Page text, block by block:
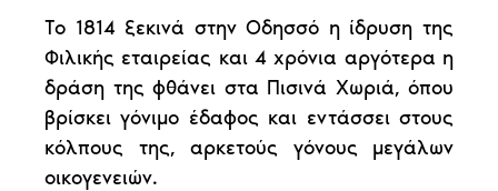
Το 1814 ξεκινά στην Οδησσό η ίδρυση της
Φιλικής εταιρείας και 4 χρόνια αργότερα η
δράση της φθάνει στα Πισινά Χωριά, όπου
βρίσκει γόνιμο έδαφος και εντάσσει στους
κόλπους της, αρκετούς γόνους μεγάλων
οικογενειών.